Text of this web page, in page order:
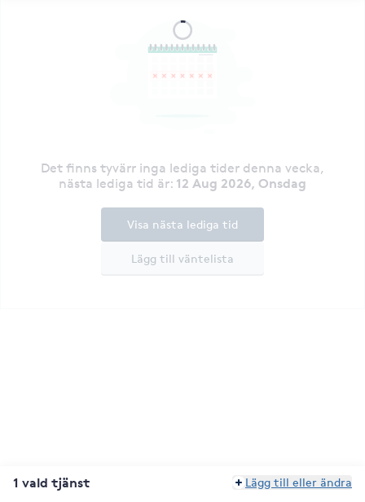
Det finns tyvärr inga lediga tider denna vecka,
nästa lediga tid är: 12 Aug 2026, Onsdag
Lägg till väntelista
Visa nästa lediga tid
1 vald tjänst Lägg till eller ändra